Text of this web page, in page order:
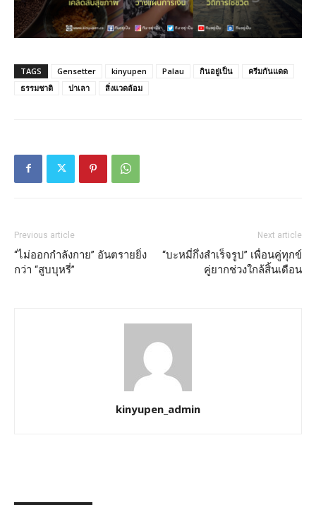
TAGS Gensetter kinyupen Palau กินอยู่เป็น
ครีมกันแดด
ธรรมชาติ
ปาเลา สิ่งแวดล้อม
Previous article
“ไม่ออกกำลังกาย” อันตรายยิ่ง
กว่า “สูบบุหรี่”
Next article
“บะหมี่กึ่งสำเร็จรูป” เพื่อนคู่ทุกข์
คู่ยากช่วงใกล้สิ้นเดือน
kinyupen_admin